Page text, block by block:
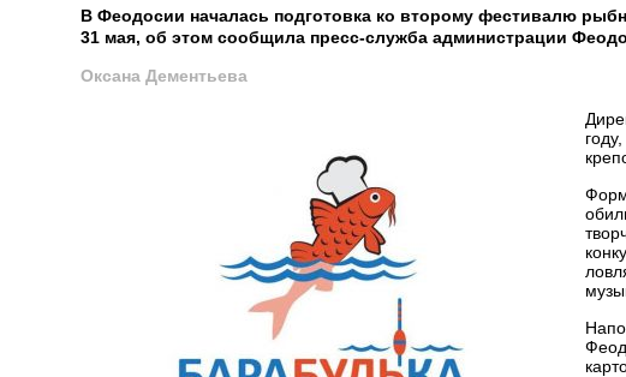
В Феодосии началась подготовка ко второму фестивалю
31 мая, об этом сообщила пресс-служба администрации
Оксана Дементьева